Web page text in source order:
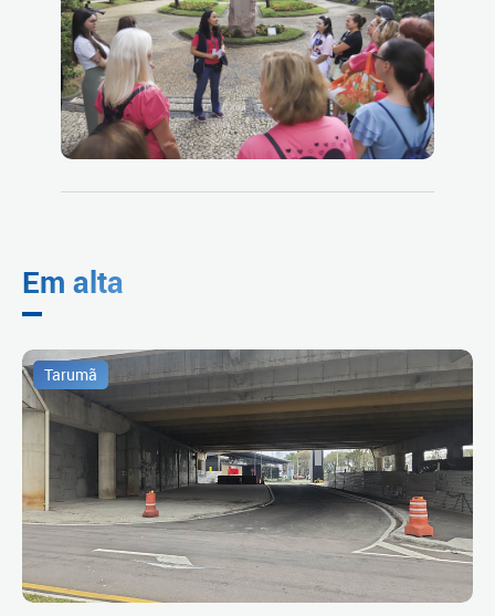
Em alta
Tarumã